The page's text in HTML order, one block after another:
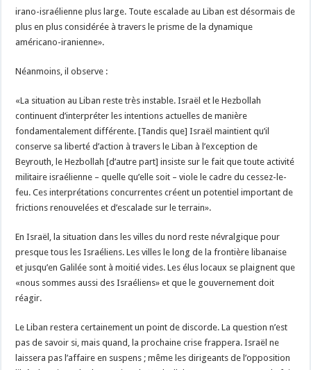
irano-israélienne plus large. Toute escalade au Liban est désormais de
plus en plus considérée à travers le prisme de la dynamique
américano-iranienne».
Néanmoins, il observe :
«La situation au Liban reste très instable. Israël et le Hezbollah
continuent d’interpréter les intentions actuelles de manière
fondamentalement différente. [Tandis que] Israël maintient qu’il
conserve sa liberté d’action à travers le Liban à l’exception de
Beyrouth, le Hezbollah [d’autre part] insiste sur le fait que toute activité
militaire israélienne – quelle qu’elle soit – viole le cadre du cessez-le-
feu. Ces interprétations concurrentes créent un potentiel important de
frictions renouvelées et d’escalade sur le terrain».
En Israël, la situation dans les villes du nord reste névralgique pour
presque tous les Israéliens. Les villes le long de la frontière libanaise
et jusqu’en Galilée sont à moitié vides. Les élus locaux se plaignent que
«nous sommes aussi des Israéliens» et que le gouvernement doit
réagir.
Le Liban restera certainement un point de discorde. La question n’est
pas de savoir si, mais quand, la prochaine crise frappera. Israël ne
laissera pas l’affaire en suspens ; même les dirigeants de l’opposition